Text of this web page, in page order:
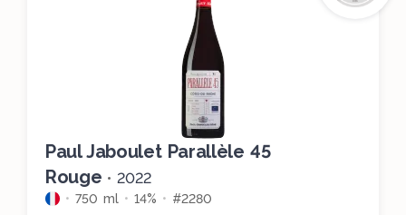
Paul Jaboulet Parallèle 45
Rouge • 2022
750 ml 14% #2280